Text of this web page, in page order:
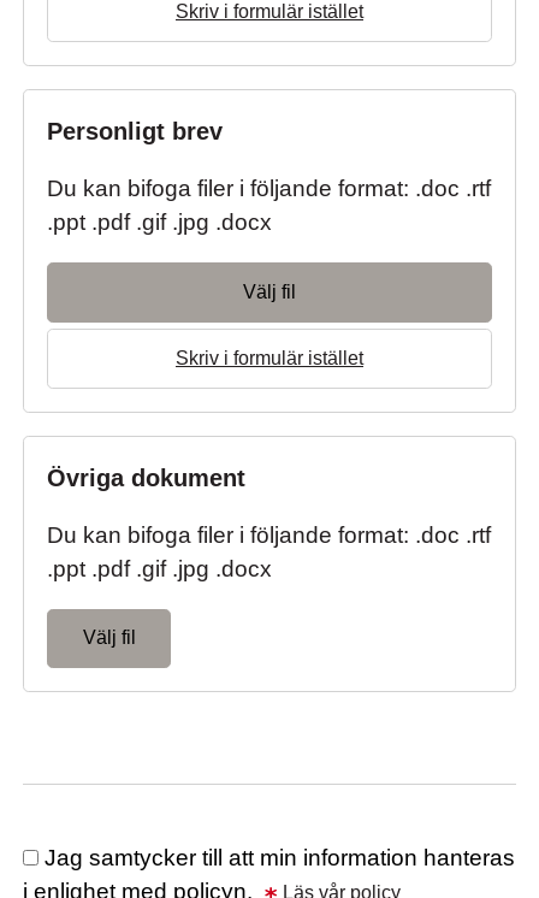
Skriv i formulär istället
Personligt brev
Du kan bifoga filer i följande format: .doc .rtf
.ppt .pdf .gif .jpg .docx
Välj fil
Skriv i formulär istället
Övriga dokument
Du kan bifoga filer i följande format: .doc .rtf
.ppt .pdf .gif .jpg .docx
Välj fil
Jag samtycker till att min information hanteras
i enlighet med policyn.
Läs vår policy